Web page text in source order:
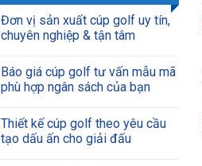
Đơn vị sản xuất cúp golf uy tín,
chuyên nghiệp & tận tâm
Báo giá cúp golf tư vấn mẫu mã
phù hợp ngân sách của bạn
Thiết kế cúp golf theo yêu cầu
tạo dấu ấn cho giải đấu